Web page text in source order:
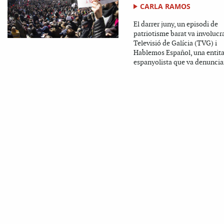
CARLA RAMOS
El darrer juny, un episodi de
patriotisme barat va
Televisió de Galícia (TVG) i
Hablemos Español, una
espanyolista que va